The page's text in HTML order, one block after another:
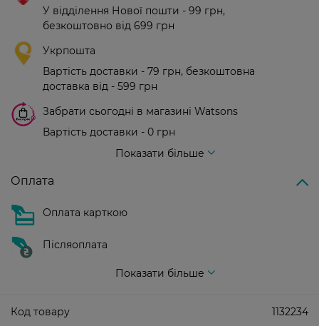
У відділення Нової пошти - 99 грн,
безкоштовно від 699 грн
Укрпошта
Вартість доставки - 79 грн, безкоштовна
доставка від - 599 грн
Забрати сьогодні в магазині Watsons
Вартість доставки - 0 грн
Показати більше
Оплата
Оплата карткою
Післяоплата
Показати більше
Код товару 1132234